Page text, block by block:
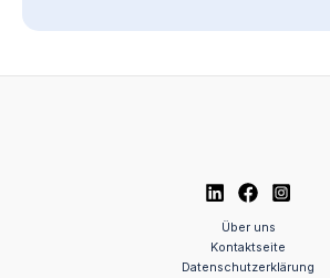
Über uns
Kontaktseite
Datenschutzerklärung